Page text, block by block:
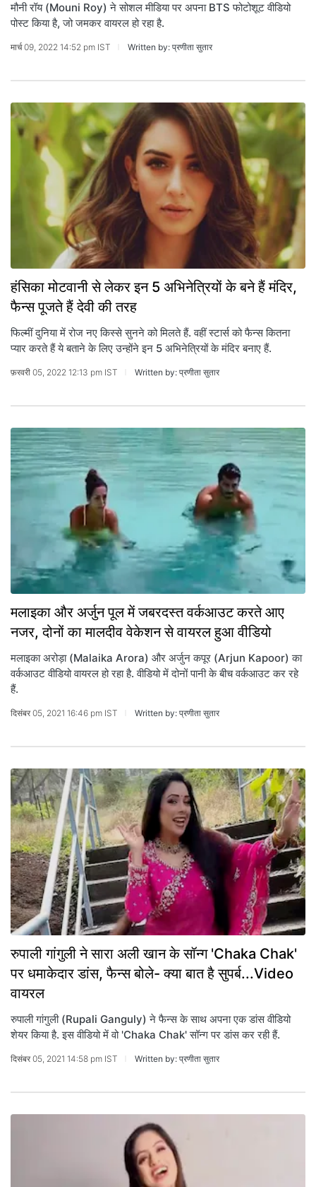
मौनी रॉय (Mouni Roy) ने सोशल मीडिया पर अपना BTS फोटोशूट वीडियो
पोस्ट किया है, जो जमकर वायरल हो रहा है.
मार्च 09, 2022 14:52 pm IST Written by: प्रणीता सुतार
हंसिका मोटवानी से लेकर इन 5 अभिनेत्रियों के बने हैं मंदिर,
फैन्स पूजते हैं देवी की तरह
फिल्मीं दुनिया में रोज नए किस्से सुनने को मिलते हैं. वहीं स्टार्स को फैन्स कितना
प्यार करते हैं ये बताने के लिए उन्होंने इन 5 अभिनेत्रियों के मंदिर बनाए हैं.
फ़रवरी 05, 2022 12:13 pm IST Written by: प्रणीता सुतार
मलाइका और अर्जुन पूल में जबरदस्त वर्कआउट करते आए
नजर, दोनों का मालदीव वेकेशन से वायरल हुआ वीडियो
मलाइका अरोड़ा (Malaika Arora) और अर्जुन कपूर (Arjun Kapoor) का
वर्कआउट वीडियो वायरल हो रहा है. वीडियो में दोनों पानी के बीच वर्कआउट कर रहे
हैं.
दिसंबर 05, 2021 16:46 pm IST Written by: प्रणीता सुतार
रुपाली गांगुली ने सारा अली खान के सॉन्ग 'Chaka Chak'
पर धमाकेदार डांस, फैन्स बोले- क्या बात है सुपर्ब...Video
वायरल
रुपाली गांगुली (Rupali Ganguly) ने फैन्स के साथ अपना एक डांस वीडियो
शेयर किया है. इस वीडियो में वो 'Chaka Chak' सॉन्ग पर डांस कर रही हैं.
दिसंबर 05, 2021 14:58 pm IST Written by: प्रणीता सुतार